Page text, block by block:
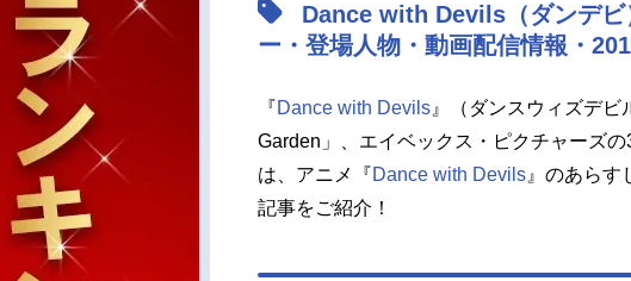
声優記事一覧
Dance with Devils（ダンデビ
ー・登場人物・動画配信情報・
『Dance with Devils 』（ダンスウィズデ
Garden」、エイベックス・ピクチャーズ
は、アニメ『Dance with Devils 』のあらす
記事をご紹介！